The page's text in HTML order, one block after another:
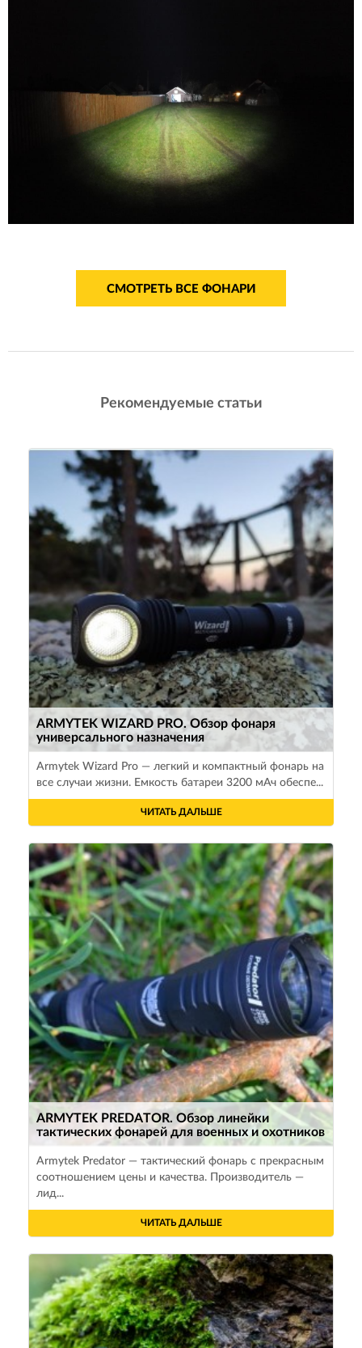
СМОТРЕТЬ ВСЕ ФОНАРИ
Рекомендуемые статьи
ARMYTEK WIZARD PRO. Обзор фонаря
универсального назначения
Armytek Wizard Pro — легкий и компактный фонарь на
все случаи жизни. Емкость батареи 3200 мАч обеспе...
ЧИТАТЬ ДАЛЬШЕ
ARMYTEK PREDATOR. Обзор линейки
тактических фонарей для военных и охотников
Armytek Predator — тактический фонарь с прекрасным
соотношением цены и качества. Производитель —
лид...
ЧИТАТЬ ДАЛЬШЕ